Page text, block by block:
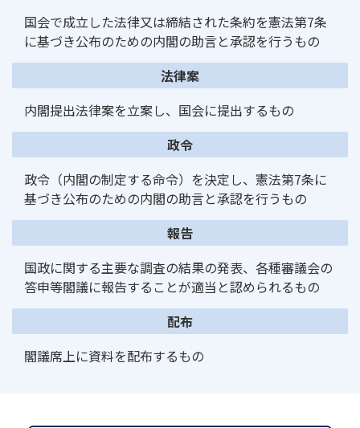
国会で成立した法律又は締結された条約を憲法第7条
に基づき公布のための内閣の助言と承認を行うもの
法律案
内閣提出法律案を立案し、国会に提出するもの
政令
政令（内閣の制定する命令）を決定し、憲法第7条に
基づき公布のための内閣の助言と承認を行うもの
報告
国政に関する主要な調査の結果の発表、各種審議会の
答申等閣議に報告することが適当と認められるもの
配布
閣議席上に資料を配布するもの